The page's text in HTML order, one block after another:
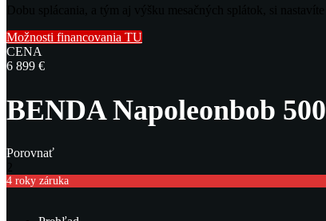
Možnosti financovania TU
CENA
6 899 €
BENDA Napoleonbob 500
Porovnať
4 roky záruka